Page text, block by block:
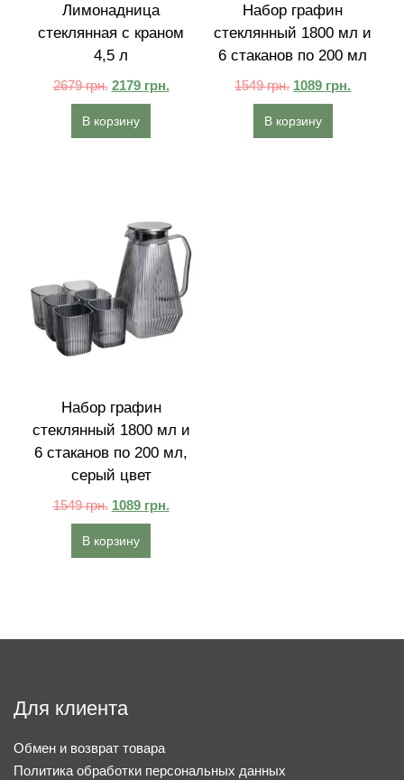
Лимонадница
стеклянная с краном
4,5 л
2679грн. 2179 грн.
В корзину
Набор графин
стеклянный 1800 мл и
6 стаканов по 200 мл
1549грн. 1089 грн.
В корзину
Набор графин
стеклянный 1800 мл и
6 стаканов по 200 мл,
серый цвет
1549грн. 1089 грн.
В корзину
Для клиента
Обмен и возврат товара
Политика обработки персональных данных